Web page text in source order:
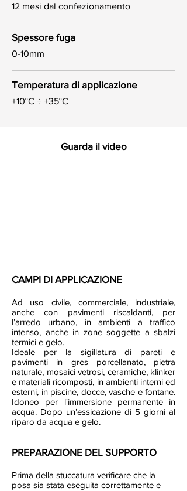
12 mesi dal confezionamento
Spessore fuga
0-10mm
Temperatura di applicazione
+10°C ÷ +35°C
Guarda il video
CAMPI DI APPLICAZIONE
Ad uso civile, commerciale, industriale,
anche con pavimenti riscaldanti, per
l’arredo urbano, in ambienti a traffico
intenso, anche in zone soggette a sbalzi
termici e gelo.
Ideale per la sigillatura di pareti e
pavimenti in gres porcellanato, pietra
naturale, mosaici vetrosi, ceramiche, klinker
e materiali ricomposti, in ambienti interni ed
esterni, in piscine, docce, vasche e fontane.
Idoneo per l'immersione permanente in
acqua. Dopo un’essicazione di 5 giorni al
riparo da acqua e gelo.
PREPARAZIONE DEL SUPPORTO
Prima della stuccatura verificare che la
posa sia stata eseguita correttamente e